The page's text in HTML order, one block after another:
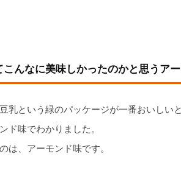
こんなに美味しかったのかと思うア
乳という緑のパッケージが一番おいしい
ド味でわかりました。
は、アーモンド味です。